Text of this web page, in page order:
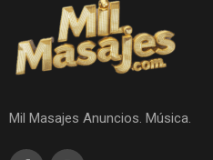
Mil Masajes Anuncios. Música.